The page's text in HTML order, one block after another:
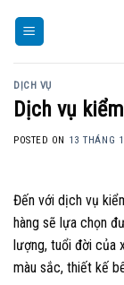
DỊCH VỤ
Dịch vụ
POSTED ON 13 THÁNG
Đến với dịch vụ
hàng sẽ lựa chọn
lượng, tuổi đời của
màu sắc, thiết kế